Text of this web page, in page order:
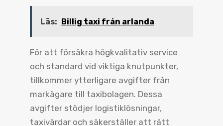
Läs: Billig taxi från arlanda
För att försäkra högkvalitativ service
och standard vid viktiga knutpunkter,
tillkommer ytterligare avgifter från
markägare till taxibolagen. Dessa
avgifter stödjer logistiklösningar,
taxivärdar och säkerställer att rätt